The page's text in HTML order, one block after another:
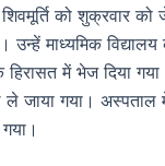
को शुक्रवार
माध्यमिक विद्यालय
में भेज दिया गया
ले जाया गया। अस्पताल